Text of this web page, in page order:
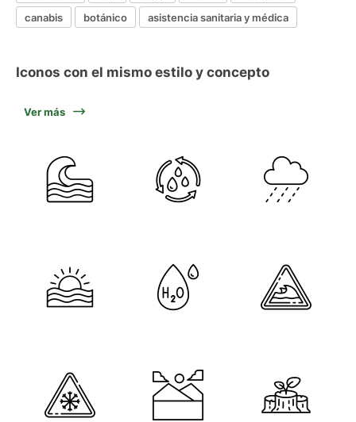
canabis
botánico asistencia sanitaria y médica
Iconos con el mismo estilo y concepto
Ver más